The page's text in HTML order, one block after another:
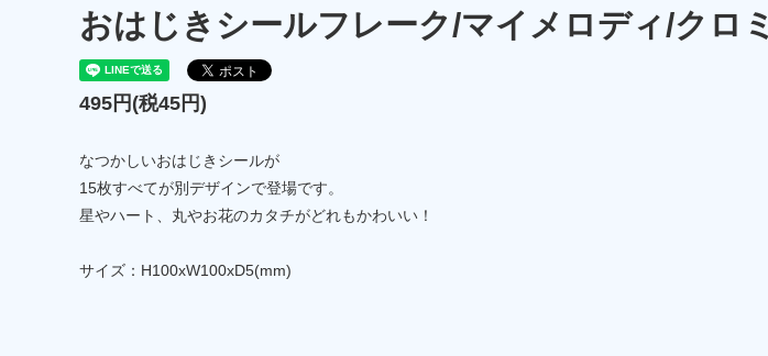
おはじきシールフレーク/マイメロディ/クロミ
495円(税45円)
なつかしいおはじきシールが
15枚すべてが別デザインで登場です。
星やハート、丸やお花のカタチがどれもかわいい！
サイズ：H100xW100xD5(mm)